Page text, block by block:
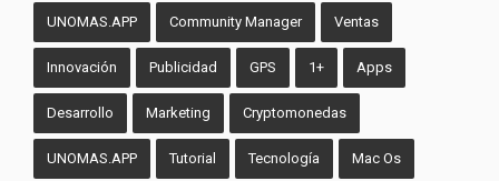
UNOMAS.APP Community Manager Ventas
Innovación Publicidad GPS 1+ Apps
Desarrollo Marketing Cryptomonedas
UNOMAS.APP Tutorial Tecnología Mac Os